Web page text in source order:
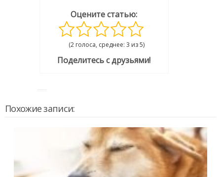
Оцените статью:
(2 голоса, среднее: 3 из 5)
Поделитесь с друзьями!
Похожие записи: